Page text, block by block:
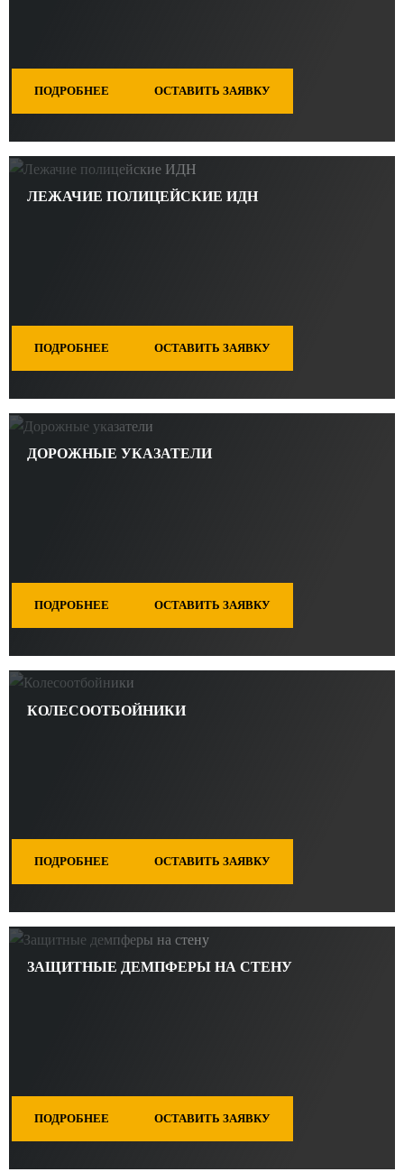
ПОДРОБНЕЕ ОСТАВИТЬ ЗАЯВКУ
ЛЕЖАЧИЕ ПОЛИЦЕЙСКИЕ ИДН
ПОДРОБНЕЕ ОСТАВИТЬ ЗАЯВКУ
ДОРОЖНЫЕ УКАЗАТЕЛИ
ПОДРОБНЕЕ ОСТАВИТЬ ЗАЯВКУ
КОЛЕСООТБОЙНИКИ
ПОДРОБНЕЕ ОСТАВИТЬ ЗАЯВКУ
ЗАЩИТНЫЕ ДЕМПФЕРЫ НА СТЕНУ
ПОДРОБНЕЕ ОСТАВИТЬ ЗАЯВКУ